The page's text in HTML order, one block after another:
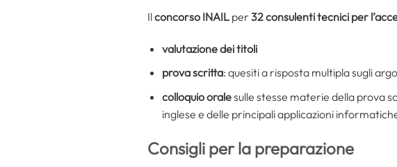
Ilconcorso INAIL per 32 consulenti tecnici per
valutazione dei titoli
prova scritta: quesiti a risposta multipla sugli
colloquio oralesulle stesse materie della prova
inglese e delle principali applicazioni
Consigli per la preparazione